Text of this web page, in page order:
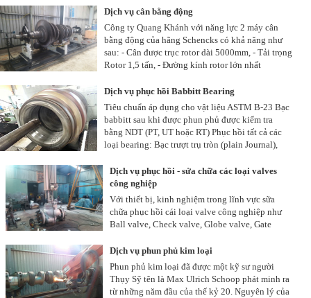
Mechanical seal ... 7. Tiến hành lắp ráp sau khi hoàn thành sửa chữa 8. Tiến
hành chạy thử nghiệm - đánh giá tình trạng bơm sau khi hoàn thành.
Dịch vụ cân bằng động
Công ty Quang Khánh với năng lực 2 máy cân
bằng động của hãng Schencks có khả năng như
sau: - Cân được trục rotor dài 5000mm, - Tải trọng
Rotor 1,5 tấn, - Đường kính rotor lớn nhất
sau khi cân bằng động đạt ISO 1940 G2.5Dịch vụ phục hồi Babbitt Bearing
Tiêu chuẩn áp dụng cho vật liệu ASTM B-23 Bạc
babbitt sau khi được phun phủ được kiểm tra
bằng NDT (PT, UT hoặc RT) Phục hồi tất cả các
loại bearing: Bạc trượt trụ tròn (plain Journal),
rãnh để dầu đi vào ở mặt chia 2 nửa, Bạc dạng elip hay dạng quả chanh
(lemon bearing), Bạc 3 miếng (three lobe), Bạc 2 nửa bố trí lệch ngang (offset
bearing), Bạc nhiều miếng (tilting pad bearing), Bạc chặn dọc trục (Thrust
bearing shoe) Với tốc độ vòng quay lên đến 65,000 RPM
Dịch vụ phục hồi - sửa chữa các loại valves
công nghiệp
Với thiết bị, kinh nghiệm trong lĩnh vực sữa
chữa phục hồi cái loại valve công nghiệp như
Ball valve, Check valve, Globe valve, Gate
phục hồi các loại valve theo yêu cầu của quý khách hàng - Phun phủ các chi
tiết bị hư hỏng của valve bằng công nghệ HVOF - Gia công lại các chi tiết
theo kích thước - Lắp ráp và kiểm tra áp suất sau khi hoàn thành theo các
tiêu chuẩn API 598, API 6D, API 5L, ASME B16.34, ..
Dịch vụ phun phủ kim loại
Phun phủ kim loại đã được một kỹ sư người
Thụy Sỹ tên là Max Ulrich Schoop phát minh ra
từ những năm đầu của thế kỷ 20. Nguyên lý của